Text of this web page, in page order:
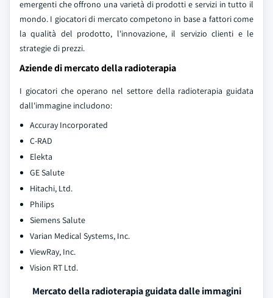
emergenti che offrono una varietà di prodotti e servizi in tutto il
mondo. I giocatori di mercato competono in base a fattori come
la qualità del prodotto, l'innovazione, il servizio clienti e le
strategie di prezzi.
Aziende di mercato della radioterapia
I giocatori che operano nel settore della radioterapia guidata
dall'immagine includono:
Accuray Incorporated
C-RAD
Elekta
GE Salute
Hitachi, Ltd.
Philips
Siemens Salute
Varian Medical Systems, Inc.
ViewRay, Inc.
Vision RT Ltd.
Mercato della radioterapia guidata dalle immagini